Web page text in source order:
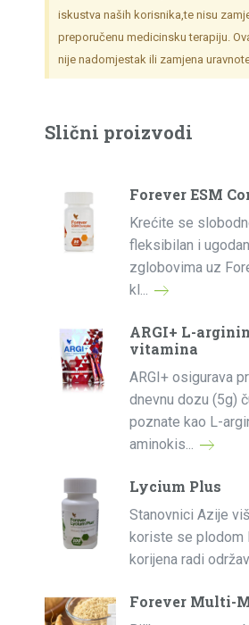
iskustva naših korisnika,te nisu
preporučenu medicinsku terapiju.
nije nadomjestak ili zamjena
Slični proizvodi
Forever ESM
Krećite se
fleksibilan i
zglobovima uz
kl...
ARGI+ L-
vitamina
ARGI+ osigurava
dnevnu dozu (5g)
poznate kao L-
aminokis...
Lycium Plus
Stanovnici Azije
koriste se plodom
korijena radi
Forever Multi-